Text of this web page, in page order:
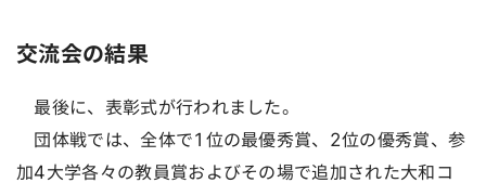
交流会の結果
最後に、表彰式が行われました。
団体戦では、全体で1位の最優秀賞、2位の優秀賞、参
加4大学各々の教員賞およびその場で追加された大和コ